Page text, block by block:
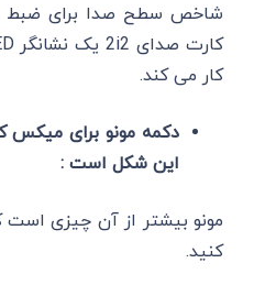
شاخص سطح صدا برای ضبط
کار می ‌کند.
دکمه مونو برای میکس
این شکل است :
مونو بیشتر از آن چیزی
کنید.